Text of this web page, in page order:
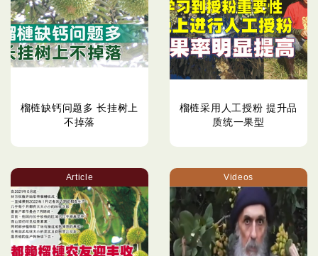
榴梿缺钙问题多 长挂树上
不掉落
榴梿采用人工授粉 提升品
质统一果型
Article Videos